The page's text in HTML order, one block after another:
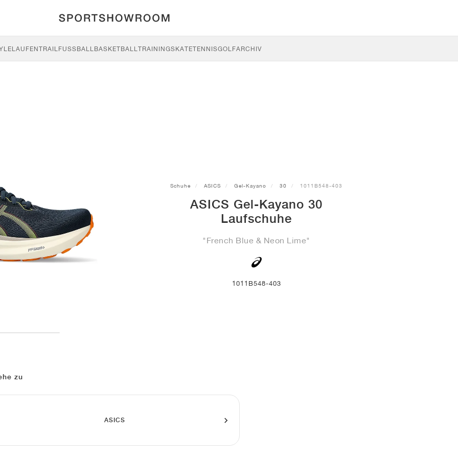
LAUFENTRAILFUSSBALL BASKETBALLTRAININGSKATETENNISGOLFARCHIV
Schuhe ASICS Gel-Kayano 30 1011B548-403
ASICS Gel-Kayano 30
Laufschuhe
"French Blue & Neon Lime"
1011B548-403
zu
ASICS